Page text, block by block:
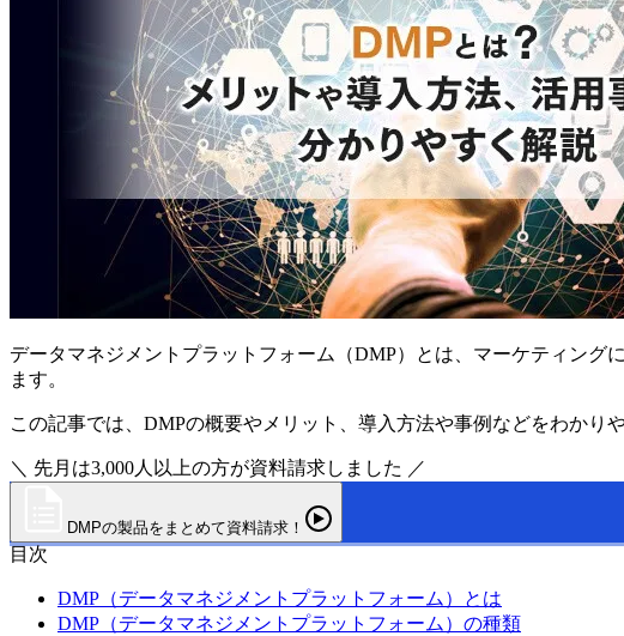
データマネジメントプラットフォーム（DMP）とは、マーケティン
ます。
この記事では、DMPの概要やメリット、導入方法や事例などをわかり
＼ 先月は3,000人以上の方が資料請求しました ／
DMPの製品をまとめて資料請求！
目次
DMP（データマネジメントプラットフォーム）とは
DMP（データマネジメントプラットフォーム）の種類